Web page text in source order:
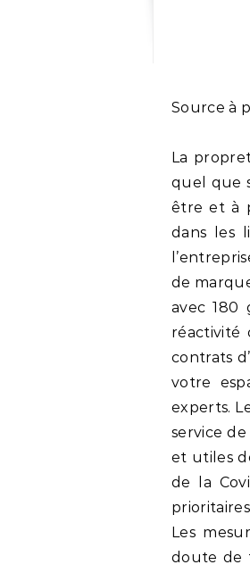
Source à
La
quel que
être et à
dans les
de
avec 180
réactivité
contrats
votre
experts.
service
et utiles
de la
Les
doute de